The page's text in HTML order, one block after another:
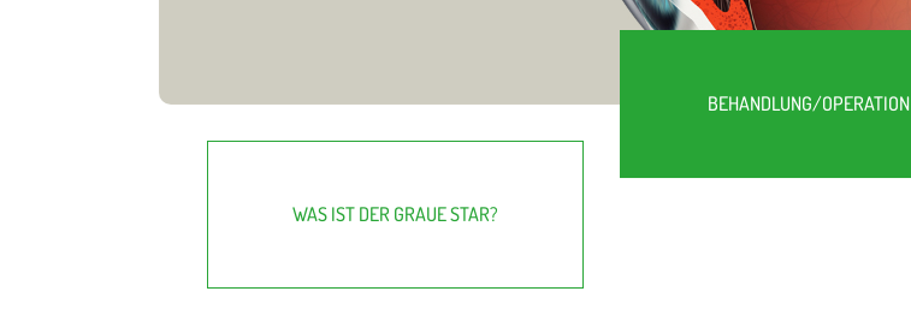
WAS IST DER GRAUE STAR?
BEHANDLUNG/OPERATION